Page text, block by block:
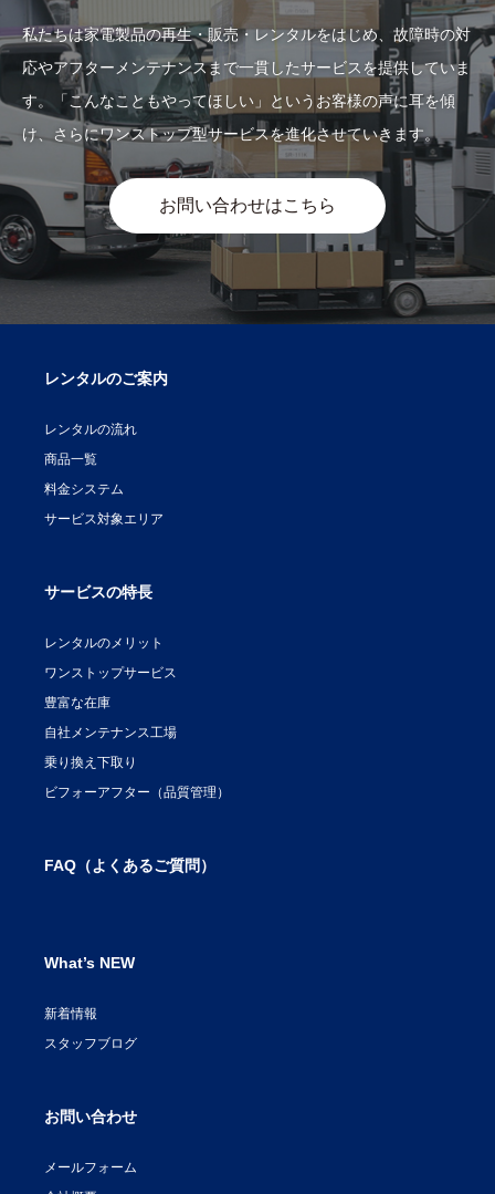
私たちは家電製品の再生・販売・レンタルをはじめ、故障時の対
応やアフターメンテナンスまで一貫したサービスを提供していま
す。「こんなこともやってほしい」というお客様の声に耳を傾
け、さらにワンストップ型サービスを進化させていきます。
お問い合わせはこちら
レンタルのご案内
レンタルの流れ
商品一覧
料金システム
サービス対象エリア
サービスの特長
レンタルのメリット
ワンストップサービス
豊富な在庫
自社メンテナンス工場
乗り換え下取り
ビフォーアフター（品質管理）
FAQ（よくあるご質問）
What’s NEW
新着情報
スタッフブログ
お問い合わせ
メールフォーム